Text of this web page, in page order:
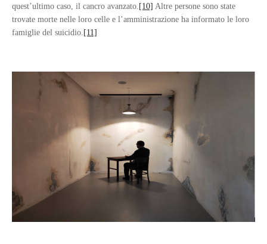
quest’ultimo caso, il cancro avanzato. [10] Altre persone sono state
trovate morte nelle loro celle e l’amministrazione ha informato le loro
famiglie del suicidio. [11]